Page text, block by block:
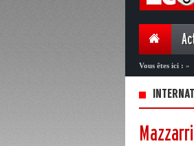
Vous êtes ici : »